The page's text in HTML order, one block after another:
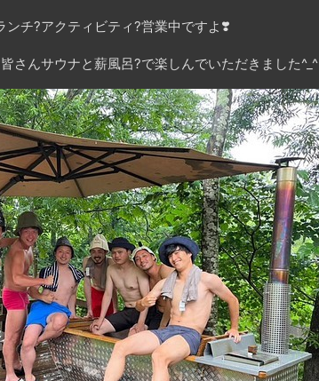
ンチ?アクティビティ?営業中ですよ❣️
さんサウナと薪風呂?で楽しんでいただきました^_^